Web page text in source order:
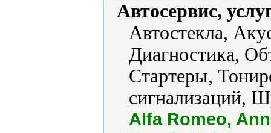
Автосервис,
Автостекла,
Диагностика,
Стартеры,
сигнализаций,
Alfa Romeo,